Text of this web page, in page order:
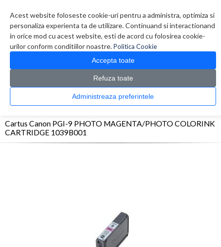
Acest website foloseste cookie-uri pentru a administra, optimiza si
personaliza experienta ta de utilizare. Continuand si interactionand
in orice mod cu acest website, esti de acord cu folosirea cookie-
urilor conform conditiilor noastre.Politica Cookie
Accepta toate
Refuza toate
Administreaza preferintele
0 produs(e)
CATALOG PRODUSE
Consumabile originale > Inkjet > Cartus Canon PGI-9 PHOTO
Cartus Canon PGI-9 PHOTO MAGENTA/PHOTO COLORINK
CARTRIDGE 1039B001